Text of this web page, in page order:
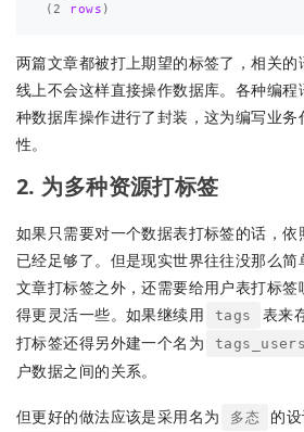
( 2 rows )
两篇文章都被打上期望的标签了，相关
线上不会这样直接操作数据库。各种编
种数据库操作进行了封装，这为编写业务
性。
2. 为多种资源打标签
如果只需要对一个数据表打标签的话，依
已经足够了。但是现实世界往往没那么
文章打标签之外，还需要给用户表打标
得更灵活一些。如果继续用
tags
表来
打标签还得另外建一个名为
tags_users
户数据之间的关系。
但更好的做法应该是采用名为 多态 的